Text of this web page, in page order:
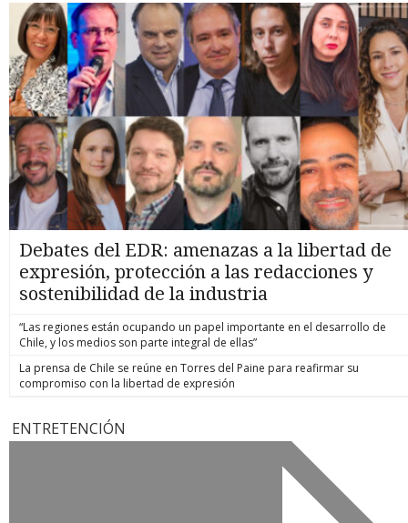
Debates del EDR: amenazas a la libertad de
expresión, protección a las redacciones y
sostenibilidad de la industria
“Las regiones están ocupando un papel importante en el desarrollo de
Chile, y los medios son parte integral de ellas”
La prensa de Chile se reúne en Torres del Paine para reafirmar su
compromiso con la libertad de expresión
ENTRETENCIÓN